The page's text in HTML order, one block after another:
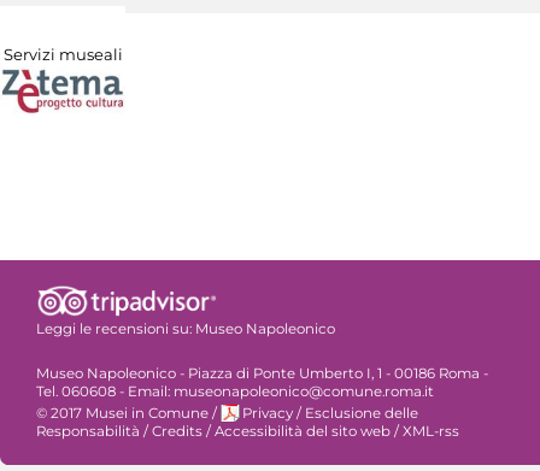
Servizi museali
Leggi le recensioni su: Museo Napoleonico
Museo Napoleonico - Piazza di Ponte Umberto I, 1 - 00186 Roma -
Tel. 060608 - Email: museonapoleonico@comune.roma.it
© 2017 Musei in Comune / Privacy / Esclusione delle
Responsabilità /Credits /Accessibilità del sito web /XML-rss